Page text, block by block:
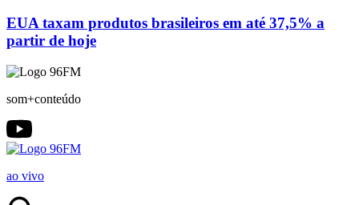
EUA taxam produtos brasileiros em até 37,5% a
partir de hoje
som+conteúdo
ao vivo